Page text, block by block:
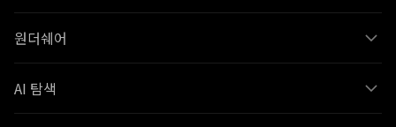
원더쉐어
AI 탐색